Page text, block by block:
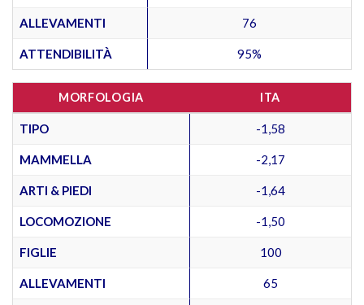
ALLEVAMENTI 76
ATTENDIBILITÀ 95%
MORFOLOGIA ITA
TIPO -1,58
MAMMELLA -2,17
ARTI & PIEDI -1,64
LOCOMOZIONE -1,50
FIGLIE 100
ALLEVAMENTI 65